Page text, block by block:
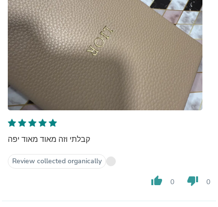
קבלתי וזה מאוד מאוד יפה
Review collected organically
thumb_up 0 thumb_down 0